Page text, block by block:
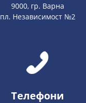
9000, гр. Варна
пл. Независимост №2
Телефони